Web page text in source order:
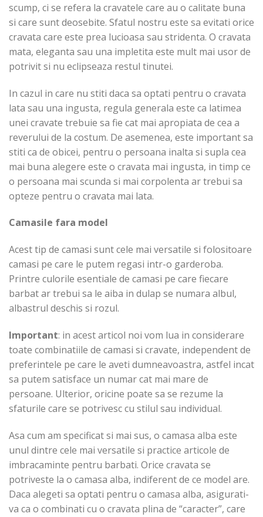
scump, ci se refera la cravatele care au o calitate buna
si care sunt deosebite. Sfatul nostru este sa evitati orice
cravata care este prea lucioasa sau stridenta. O cravata
mata, eleganta sau una impletita este mult mai usor de
potrivit si nu eclipseaza restul tinutei.
In cazul in care nu stiti daca sa optati pentru o cravata
lata sau una ingusta, regula generala este ca latimea
unei cravate trebuie sa fie cat mai apropiata de cea a
reverului de la costum. De asemenea, este important sa
stiti ca de obicei, pentru o persoana inalta si supla cea
mai buna alegere este o cravata mai ingusta, in timp ce
o persoana mai scunda si mai corpolenta ar trebui sa
opteze pentru o cravata mai lata.
Camasile fara model
Acest tip de camasi sunt cele mai versatile si folositoare
camasi pe care le putem regasi intr-o garderoba.
Printre culorile esentiale de camasi pe care fiecare
barbat ar trebui sa le aiba in dulap se numara albul,
albastrul deschis si rozul.
Important: in acest articol noi vom lua in considerare
toate combinatiile de camasi si cravate, independent de
preferintele pe care le aveti dumneavoastra, astfel incat
sa putem satisface un numar cat mai mare de
persoane. Ulterior, oricine poate sa se rezume la
sfaturile care se potrivesc cu stilul sau individual.
Asa cum am specificat si mai sus, o camasa alba este
unul dintre cele mai versatile si practice articole de
imbracaminte pentru barbati. Orice cravata se
potriveste la o camasa alba, indiferent de ce model are.
Daca alegeti sa optati pentru o camasa alba, asigurati-
va ca o combinati cu o cravata plina de “caracter”, care